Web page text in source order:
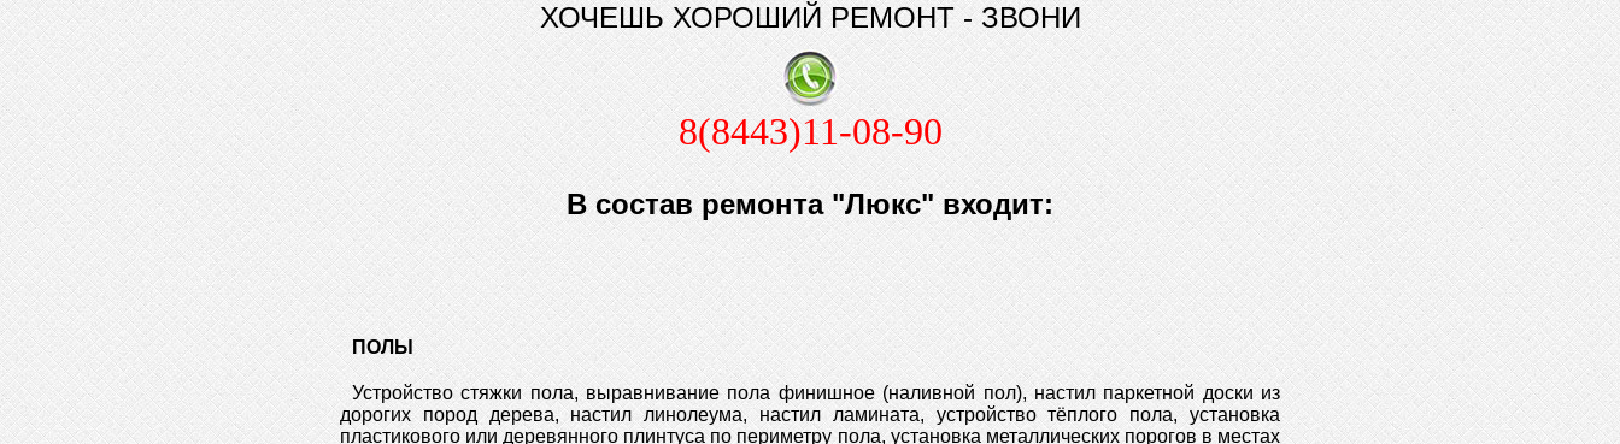
ХОЧЕШЬ ХОРОШИЙ РЕМОНТ - ЗВОНИ
8(8443)11-08-90
В состав ремонта "Люкс" входит:
ПОЛЫ
Устройство стяжки пола, выравнивание пола финишное (наливной пол), настил паркетной доски из
дорогих пород дерева, настил линолеума, настил ламината, устройство тёплого пола, установка
пластикового или деревянного плинтуса по периметру пола, установка металлических порогов в местах